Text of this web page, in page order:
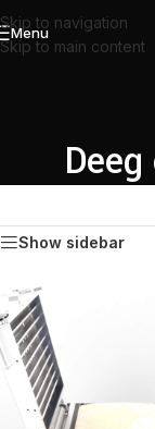
Skip to navigation
Skip to main content
Menu
Show sidebar